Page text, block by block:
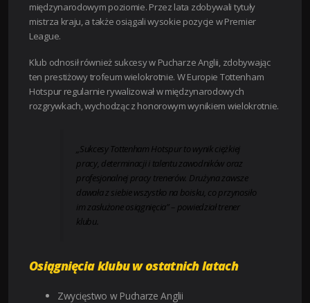
międzynarodowym poziomie. Przez lata zdobywali tytuły
mistrza kraju, a także osiągali wysokie pozycje w Premier
League.
Klub odnosił również sukcesy w Pucharze Anglii, zdobywając
ten prestiżowy trofeum wielokrotnie. W Europie Tottenham
Hotspur regularnie rywalizował w międzynarodowych
rozgrywkach, wychodząc z honorowym wynikiem wielokrotnie.
„Sukcesy Tottenham Hotspur to wynik ciężkiej
pracy, determinacji i talentu zawodników oraz
profesjonalnej pracy trenerów. Drużyna zawsze
dawała z siebie wszystko na boisku, co przynosiło
im zasłużone osiągnięcia” – powiedział trener
klubu.
Osiągnięcia klubu w ostatnich latach
Zwycięstwo w Pucharze Anglii